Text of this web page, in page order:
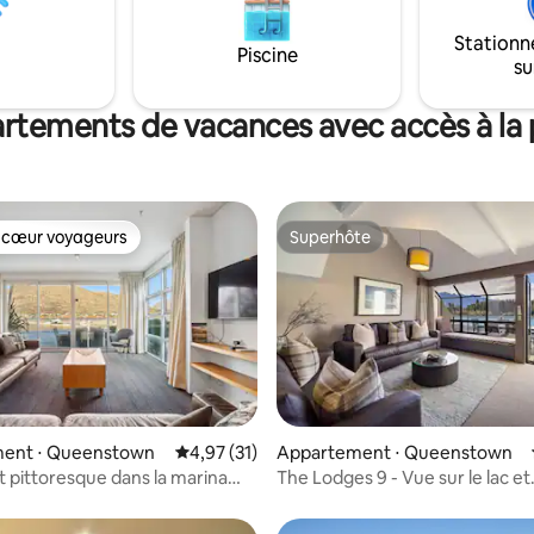
canapé-lit pour les plus
trouverez tout ce dont vous
dans notre cuisine
collations pendant votre
favoris en cliquant ❤ sur le en haut à
droite.
Piscine
de vacances avec accès à la
la base de 64 commentaires : 4,91 sur 5
cœur voyageurs
voyageurs
⋅ Queenstown Évaluation moyenne sur la base de 31
4,97 (31)
pittoresque dans la marina
Superhôte
Superhôte
Appartement ⋅ Queenstown
The Lodges 9 - Vue sur le lac et